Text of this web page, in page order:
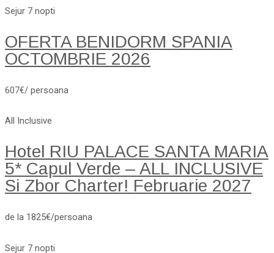
Sejur 7 nopti
OFERTA BENIDORM SPANIA
OCTOMBRIE 2026
607€/ persoana
All Inclusive
Hotel RIU PALACE SANTA MARIA
5* Capul Verde – ALL INCLUSIVE
Si Zbor Charter! Februarie 2027
de la 1825€/persoana
Sejur 7 nopti